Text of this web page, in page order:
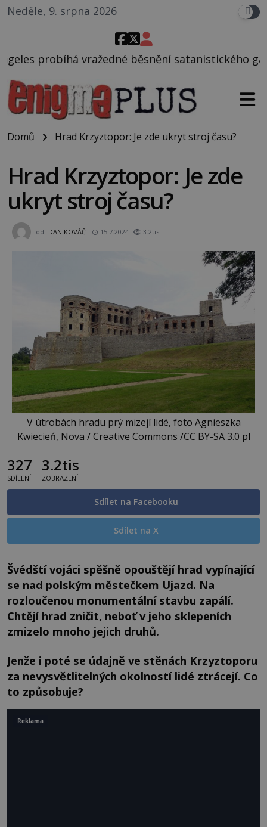
Neděle, 9. srpna 2026
běsnění satanistického gangu vedeného
Domů Hrad Krzyztopor: Je zde ukryt stroj času?
Hrad Krzyztopor: Je zde
ukryt stroj času?
od DAN KOVÁČ 15.7.2024 3.2tis
V útrobách hradu prý mizejí lidé, foto Agnieszka
Kwiecień, Nova / Creative Commons /CC BY-SA 3.0 pl
327
SDÍLENÍ
3.2tis
ZOBRAZENÍ
Sdílet na Facebooku
Sdílet na X
Švédští vojáci spěšně opouštějí hrad vypínající
se nad polským městečkem Ujazd. Na
rozloučenou monumentální stavbu zapálí.
Chtějí hrad zničit, neboť v jeho sklepeních
zmizelo mnoho jejich druhů.
Jenže i poté se údajně ve stěnách Krzyztoporu
za nevysvětlitelných okolností lidé ztrácejí. Co
to způsobuje?
Reklama